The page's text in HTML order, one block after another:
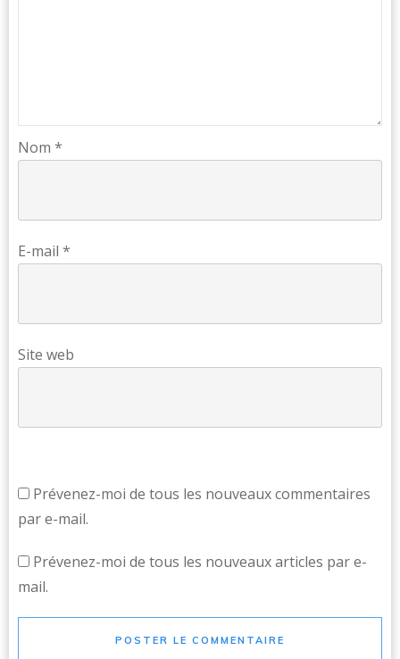
Nom *
E-mail *
Site web
Prévenez-moi de tous les nouveaux commentaires
par e-mail.
Prévenez-moi de tous les nouveaux articles par e-
mail.
POSTER LE COMMENTAIRE